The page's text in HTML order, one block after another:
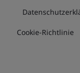
Cookie-Richtlinie